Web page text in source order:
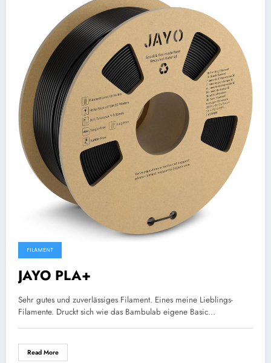
FILAMENT
JAYO PLA+
Sehr gutes und zuverlässiges Filament. Eines meine Lieblings-
Filamente. Druckt sich wie das Bambulab eigene Basic…
Read More